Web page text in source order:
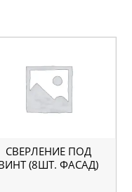
СВЕРЛЕНИЕ ПОД
(8ШТ. ФАСАД)